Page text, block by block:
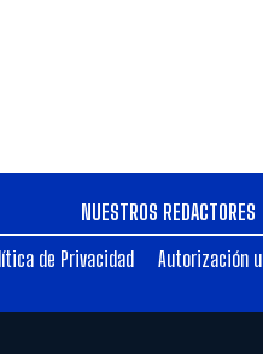
NUESTROS REDACTORES
de Privacidad
Autorización